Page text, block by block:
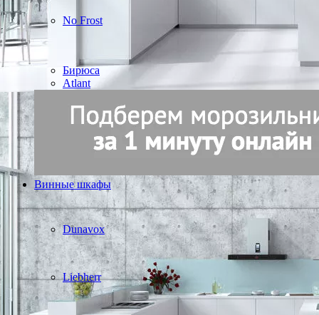
No Frost
Бирюса
Atlant
Винные шкафы
Dunavox
Liebherr